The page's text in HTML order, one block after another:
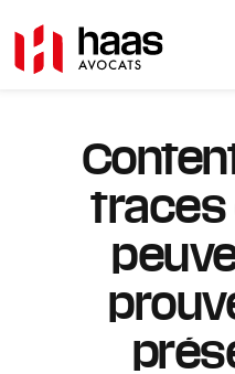
traces